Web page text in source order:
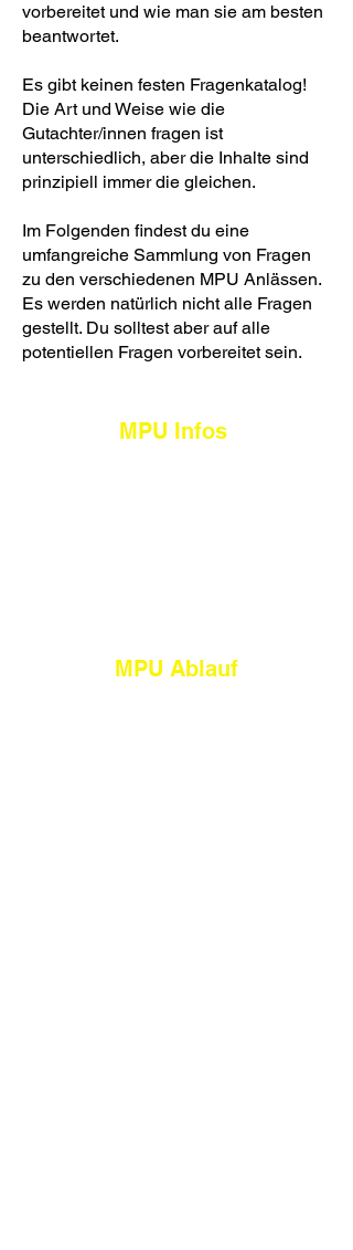
vorbereitet und wie man sie am besten
beantwortet.
Es gibt keinen festen Fragenkatalog!
Die Art und Weise wie die
Gutachter/innen fragen ist
unterschiedlich, aber die Inhalte sind
prinzipiell immer die gleichen.
Im Folgenden findest du eine
umfangreiche Sammlung von Fragen
zu den verschiedenen MPU Anlässen.
Es werden natürlich nicht alle Fragen
gestellt. Du solltest aber auf alle
potentiellen Fragen vorbereitet sein.
MPU Infos
MPU Ablauf